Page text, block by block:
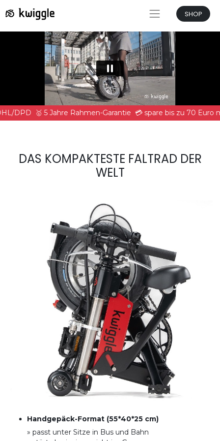
SHOP
DPD 🥇 5 Jahre Rahmen-Garantie 💳 spare bis zu 70 Euro
DAS KOMPAKTESTE FALTRAD DER
WELT
Handgepäck-Format (55*40*25 cm)
» passt unter Sitze in Bus und Bahn